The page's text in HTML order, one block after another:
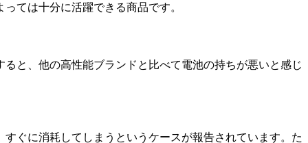
ては十分に活躍できる商品です。
と、他の高性能ブランドと比べて電池の持ちが悪いと感じ
ぐに消耗してしまうというケースが報告されています。た